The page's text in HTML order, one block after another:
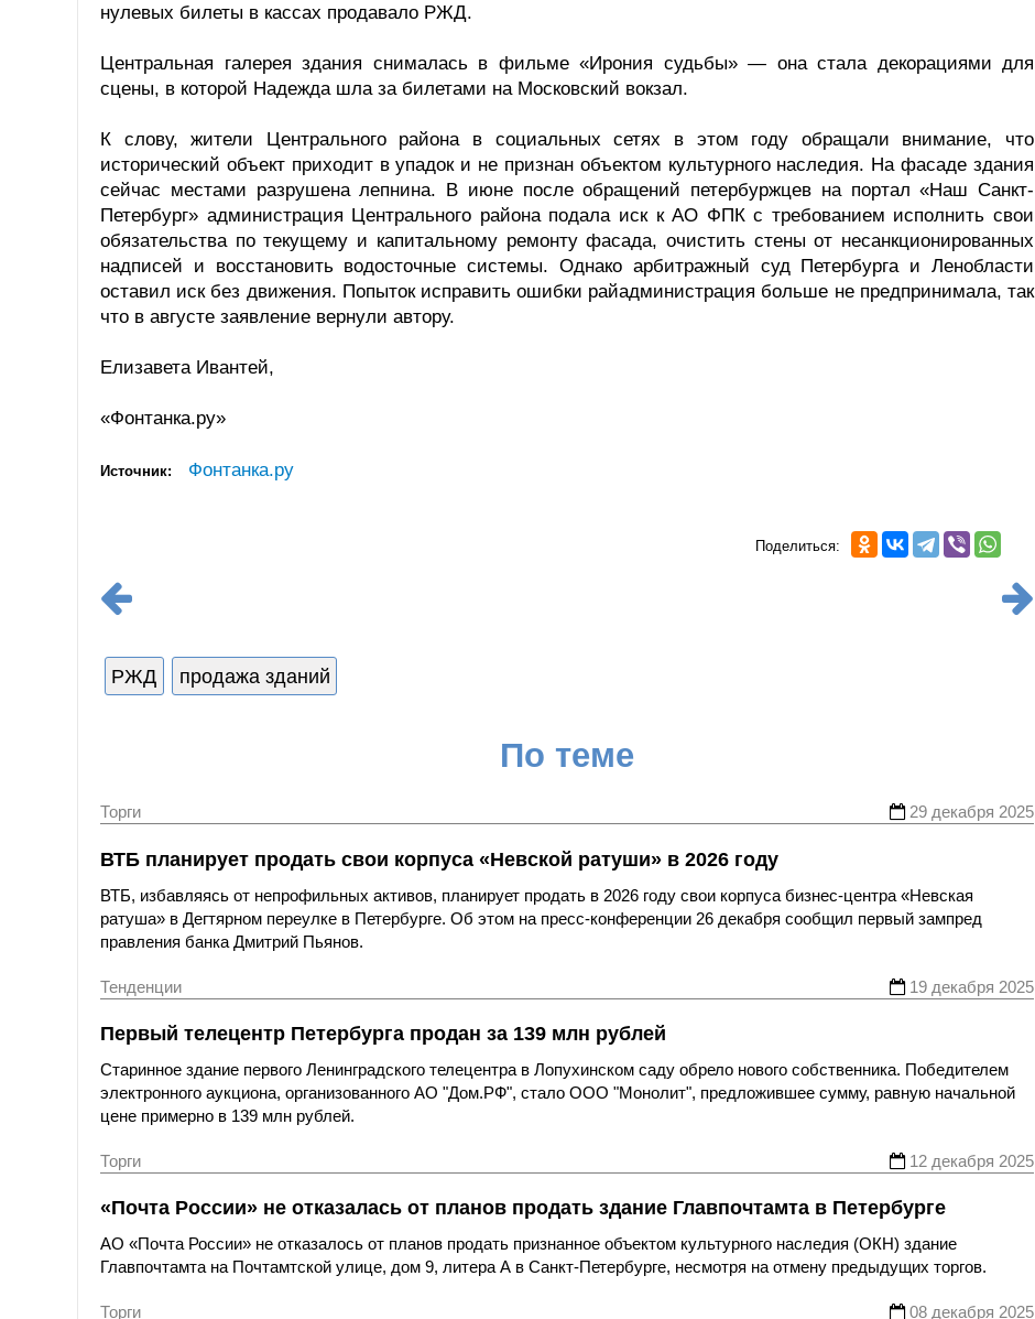
нулевых билеты в кассах продавало РЖД.
Центральная галерея здания снималась в фильме «Ирония судьбы» — она стала декорациями для
сцены, в которой Надежда шла за билетами на Московский вокзал.
К слову, жители Центрального района в социальных сетях в этом году обращали внимание, что
исторический объект приходит в упадок и не признан объектом культурного наследия. На фасаде здания
сейчас местами разрушена лепнина. В июне после обращений петербуржцев на портал «Наш Санкт-
Петербург» администрация Центрального района подала иск к АО ФПК с требованием исполнить свои
обязательства по текущему и капитальному ремонту фасада, очистить стены от несанкционированных
надписей и восстановить водосточные системы. Однако арбитражный суд Петербурга и Ленобласти
оставил иск без движения. Попыток исправить ошибки райадминистрация больше не предпринимала, так
что в августе заявление вернули автору.
Елизавета Ивантей,
«Фонтанка.ру»
Источник: Фонтанка.ру
Поделиться:
РЖД продажа зданий
По теме
Торги 29 декабря 2025
ВТБ планирует продать свои корпуса «Невской ратуши» в 2026 году
ВТБ, избавляясь от непрофильных активов, планирует продать в 2026 году свои корпуса бизнес-центра «Невская
ратуша» в Дегтярном переулке в Петербурге. Об этом на пресс-конференции 26 декабря сообщил первый зампред
правления банка Дмитрий Пьянов.
Тенденции 19 декабря 2025
Первый телецентр Петербурга продан за 139 млн рублей
Старинное здание первого Ленинградского телецентра в Лопухинском саду обрело нового собственника. Победителем
электронного аукциона, организованного АО "Дом.РФ", стало ООО "Монолит", предложившее сумму, равную начальной
цене примерно в 139 млн рублей.
Торги 12 декабря 2025
«Почта России» не отказалась от планов продать здание Главпочтамта в Петербурге
АО «Почта России» не отказалось от планов продать признанное объектом культурного наследия (ОКН) здание
Главпочтамта на Почтамтской улице, дом 9, литера А в Санкт-Петербурге, несмотря на отмену предыдущих торгов.
Торги 08 декабря 2025